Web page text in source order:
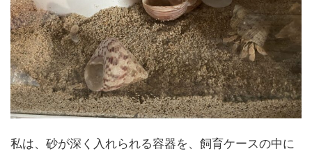
私は、砂が深く入れられる容器を、飼育ケースの中に